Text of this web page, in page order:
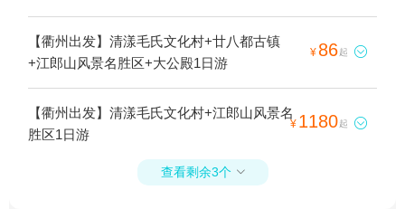
窟+江郎山风景名胜区+浮盖山+衢州小南海
+衢州乌溪江+衢州孔氏南宗家庙+古田山自
然保护区+衢州九龙湖+龙游民居苑+龙游八
+衢州江滨公园+衢州市市民公园+衢州衆园
+龙游峡谷漂流+童年时光主题乐园（衢州
店）+姑蔑城生态园+花牵谷+耕读农场+龙天
小镇+衢州乐翻天水上乐园+衢州大荫山森林
【衢州出发】清漾毛氏文化村+廿八都古镇
+江郎山风景名胜区+大公殿1日游
¥ 86起 
【衢州出发】清漾毛氏文化村+江郎山风景名
胜区1日游
¥ 1180起 
查看剩余3个 